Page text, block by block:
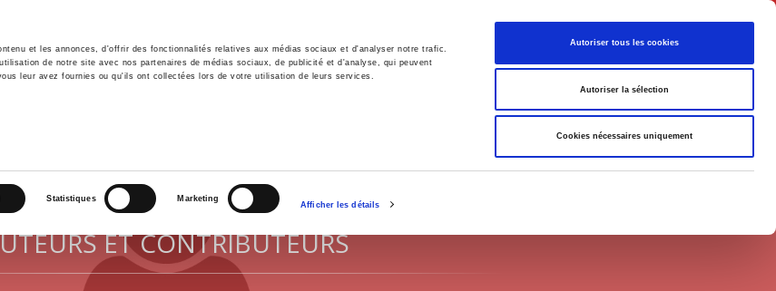
et les annonces, d'offrir des fonctionnalités relatives aux médias sociaux et d'analyser notre trafic.
de notre site avec nos partenaires de médias sociaux, de publicité et d'analyse, qui peuvent
leur avez fournies ou qu'ils ont collectées lors de votre utilisation de leurs services.
Statistiques Marketing
Afficher les détails
Autoriser tous les cookies
Autoriser la sélection
Cookies nécessaires uniquement
Français
Environnement Histoire International
ET CONTRIBUTEURS